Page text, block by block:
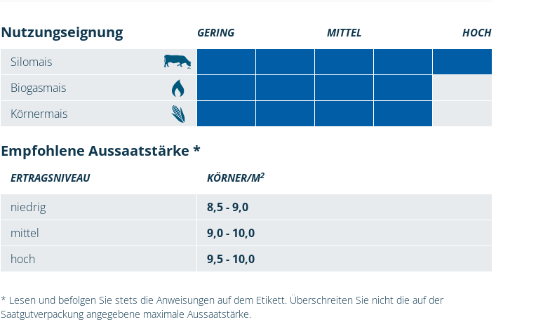
Nutzungseignung GERING MITTEL HOCH
Silomais
Biogasmais
Körnermais
Empfohlene Aussaatstärke *
ERTRAGSNIVEAU KÖRNER/M2
niedrig
8,5 - 9,0
mittel
9,0 - 10,0
hoch
9,5 - 10,0
* Lesen und befolgen Sie stets die Anweisungen auf dem Etikett. Überschreiten Sie nicht die auf der
Saatgutverpackung angegebene maximale Aussaatstärke.